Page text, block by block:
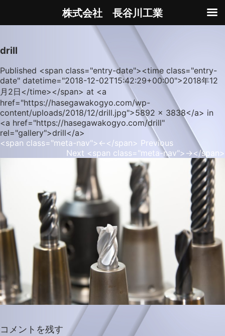
drill
Published <span class="entry-date"><time class="entry-
date" datetime="2018-12-02T15:42:29+00:00">2018年12
月2日</time></span> at <a
href="https://hasegawakogyo.com/wp-
content/uploads/2018/12/drill.jpg">5892 × 3838</a> in
<a href="https://hasegawakogyo.com/drill"
rel="gallery">drill</a>
<span class="meta-nav">←</span> Previous
Next <span class="meta-nav">→</span>
コメントを残す
株式会社 長谷川工業